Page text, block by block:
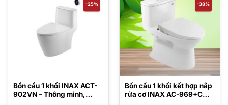
-25%
Bồn cầu 1 khối INAX ACT-
902VN – Thông minh,
-38%
Bồn cầu 1 khối kết hợp nắp
rửa cơ INAX AC-969+CW-